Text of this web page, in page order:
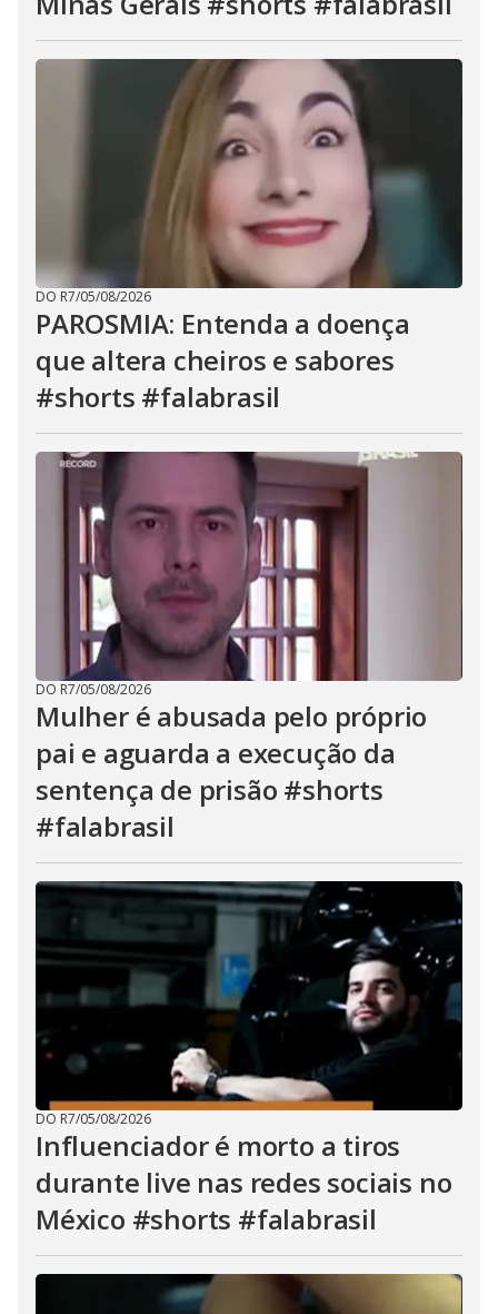
DO R7/05/08/2026
PAROSMIA: Entenda a doença
que altera cheiros e sabores
#shorts #falabrasil
DO R7/05/08/2026
Mulher é abusada pelo próprio
pai e aguarda a execução da
sentença de prisão #shorts
#falabrasil
DO R7/05/08/2026
Influenciador é morto a tiros
durante live nas redes sociais no
México #shorts #falabrasil